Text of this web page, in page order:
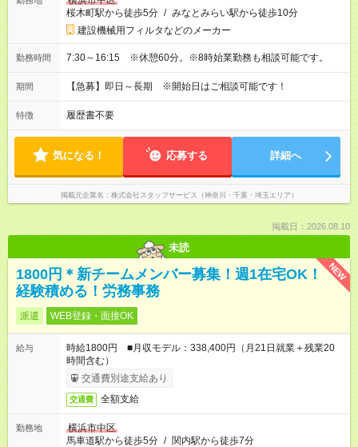
桜木町駅から徒歩5分 / みなとみらい駅から徒歩10分
建設機械用フィルタなどのメーカー
勤務時間 7:30～16:15 ※休憩60分。※8時始業勤務も相談可能です。
期間 【急募】即日～長期 ※開始日はご相談可能です！
特徴 履歴書不要
気になる！ 応募する 詳細へ
掲載元企業名 株式会社スタッフサービス（神奈川・千葉・埼玉エリア）
掲載日：2026.08.10
未読
NEW
1800円＊新チームメンバー募集！週1在宅OK！
経験積める！労務事務
派遣 WEB登録・面接OK
給与
時給1800円 ■月収モデル：338,400円（月21日就業＋残業20
時間含む）
交通費別途支給あり
交通費 全額支給
勤務地
横浜市中区
馬車道駅から徒歩5分 / 関内駅から徒歩7分